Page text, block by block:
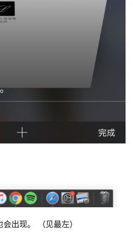
出现。 （见最左）